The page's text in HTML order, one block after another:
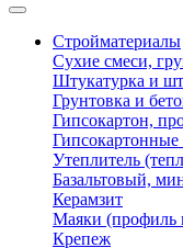
Стройматериалы
Сухие смеси,
Штукатурка и
Грунтовка и
Гипсокартон,
Утеплитель
Базальтовый,
Керамзит
Маяки (профиль
Крепеж